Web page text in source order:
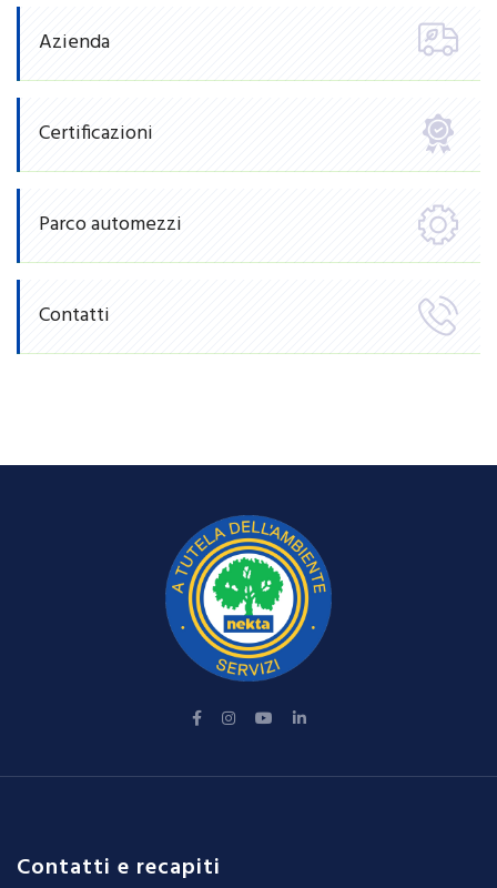
Azienda
Certificazioni
Parco automezzi
Contatti
Contatti e recapiti